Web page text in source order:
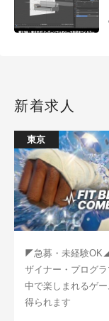
新着求人
東京
◤急募・未経験
ザイナー・プログ
中で楽しまれるゲ
得られます